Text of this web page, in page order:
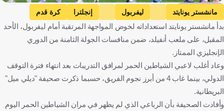
Getty Images
مانشستر يونايتد ليفربول إنجلترا كرة قدم
بدأ مانشستر يونايتد استعداداته لخوض المواجهة المرتقبة أمام ليفربول، الأحد
المقبل، على ملعب أنفيلد، ضمن منافسات الجولة الثامنة من الدوري
الإنجليزي الممتاز.
وعاد أغلب لاعبي الشياطين الحمر لمرافق التدريبات بعد انتهاء فترة التوقف
الدولي، بينما غاب 4 من أبرز نجوم الفريق، حسبما ذكرت صحيفة "ديلي ميل"
البريطانية.
وأفادت الصحيفة بأن الرباعي الذي لم يظهر في مران الشياطين الحمر اليوم